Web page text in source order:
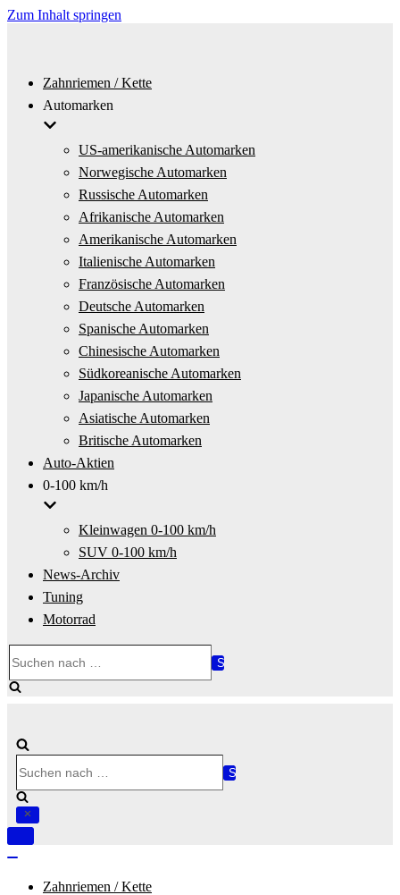
Zum Inhalt springen
Zahnriemen / Kette
Automarken
US-amerikanische Automarken
Norwegische Automarken
Russische Automarken
Afrikanische Automarken
Amerikanische Automarken
Italienische Automarken
Französische Automarken
Deutsche Automarken
Spanische Automarken
Chinesische Automarken
Südkoreanische Automarken
Japanische Automarken
Asiatische Automarken
Britische Automarken
Auto-Aktien
0-100 km/h
Kleinwagen 0-100 km/h
SUV 0-100 km/h
News-Archiv
Tuning
Motorrad
nach …
nach …
Navigation
Zahnriemen / Kette